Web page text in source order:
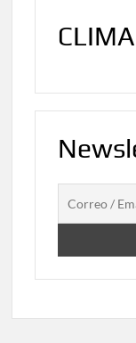
CLIMA